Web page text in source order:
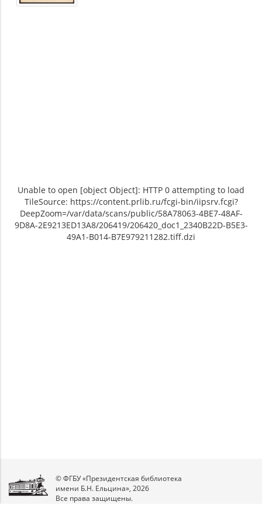
Unable to open [object Object]: HTTP 0 attempting to load
TileSource: https://content.prlib.ru/fcgi-bin/iipsrv.fcgi?
DeepZoom=/var/data/scans/public/58A78063-4BE7-48AF-
9D8A-2E9213ED13A8/206419/206420_doc1_2340B22D-B5E3-
49A1-B014-B7E979211282.tiff.dzi
© ФГБУ «Президентская библиотека
имени Б.Н. Ельцина», 2026
Все права защищены.